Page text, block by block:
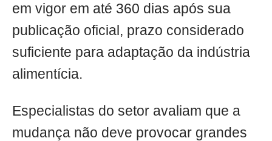
em vigor em até 360 dias após sua
publicação oficial, prazo considerado
suficiente para adaptação da indústria
alimentícia.
Especialistas do setor avaliam que a
mudança não deve provocar grandes